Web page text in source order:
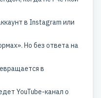
в Instagram или
Но без ответа на
в
YouTube-канал о